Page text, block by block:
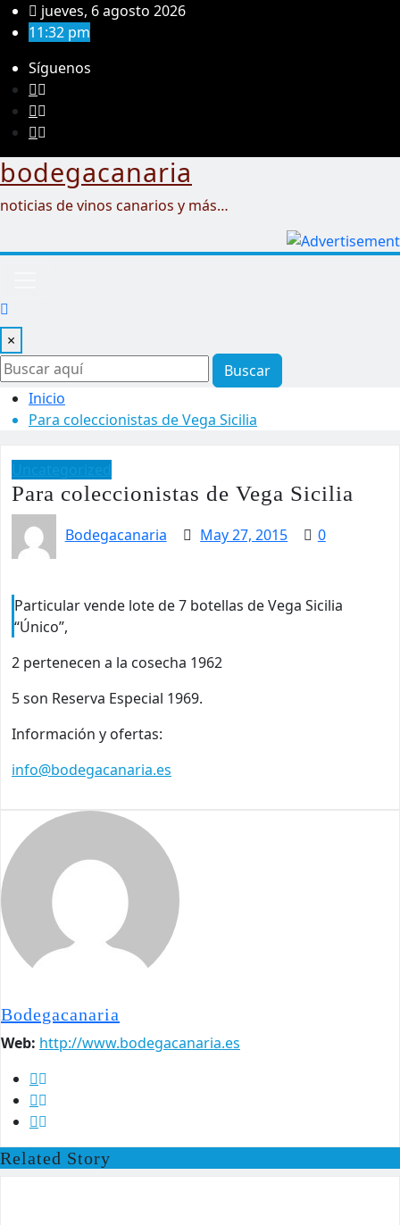
Saltar jueves, 6 agosto 2026
11:32 pm
Síguenos
bodegacanaria
noticias de vinos canarios y más…
×
Buscar
Inicio
Para coleccionistas de Vega Sicilia
Para coleccionistas de Vega Sicilia
Bodegacanaria May 27, 2015 0
Particular vende lote de 7 botellas de Vega Sicilia
“Único”,
2 pertenecen a la cosecha 1962
5 son Reserva Especial 1969.
Información y ofertas:
info@bodegacanaria.es
Bodegacanaria
Web: http://www.bodegacanaria.es
Related Story